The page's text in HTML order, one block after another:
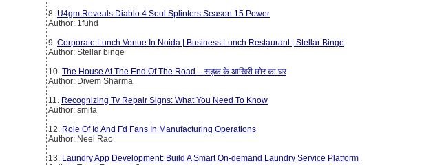
8. U4gm Reveals Diablo 4 Soul Splinters Season 15 Power
Author: 1fuhd
9. Corporate Lunch Venue In Noida | Business Lunch Restaurant | Stellar Binge
Author: Stellar binge
10. The House At The End Of The Road – सड़क के आखिरी छोर का घर
Author: Divem Sharma
11. Recognizing Tv Repair Signs: What You Need To Know
Author: smita
12. Role Of Id And Fd Fans In Manufacturing Operations
Author: Neel Rao
13. Laundry App Development: Build A Smart On-demand Laundry Service Platform